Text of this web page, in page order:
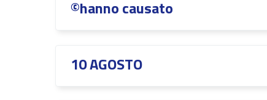
©hanno causato
10 AGOSTO